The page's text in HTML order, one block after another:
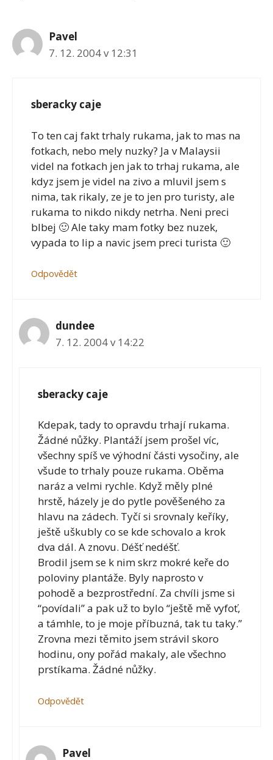
Pavel
7. 12. 2004 v 12:31
sberacky caje
To ten caj fakt trhaly rukama, jak to mas na
fotkach, nebo mely nuzky? Ja v Malaysii
videl na fotkach jen jak to trhaj rukama, ale
kdyz jsem je videl na zivo a mluvil jsem s
nima, tak rikaly, ze je to jen pro turisty, ale
rukama to nikdo nikdy netrha. Neni preci
blbej 🙂 Ale taky mam fotky bez nuzek,
vypada to lip a navic jsem preci turista 🙂
Odpovědět
dundee
7. 12. 2004 v 14:22
sberacky caje
Kdepak, tady to opravdu trhají rukama.
Žádné nůžky. Plantáží jsem prošel víc,
všechny spíš ve výhodní části vysočiny, ale
všude to trhaly pouze rukama. Oběma
naráz a velmi rychle. Když měly plné
hrstě, házely je do pytle pověšeného za
hlavu na zádech. Tyčí si srovnaly keříky,
ještě uškubly co se kde schovalo a krok
dva dál. A znovu. Déšť nedéšť.
Brodil jsem se k nim skrz mokré keře do
poloviny plantáže. Byly naprosto v
pohodě a bezprostřední. Za chvíli jsme si
“povídali” a pak už to bylo “ještě mě vyfoť,
a támhle, to je moje příbuzná, tak tu taky.”
Zrovna mezi těmito jsem strávil skoro
hodinu, ony pořád makaly, ale všechno
prstíkama. Žádné nůžky.
Odpovědět
Pavel